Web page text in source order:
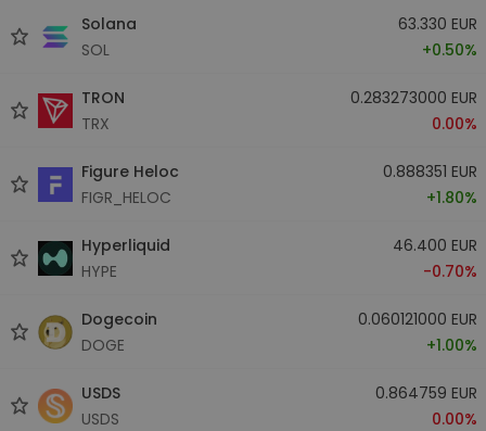
Solana
SOL
63.330 EUR
+0.50%
TRON
TRX
0.283273000 EUR
0.00%
Figure Heloc
FIGR_HELOC
0.888351 EUR
+1.80%
Hyperliquid
HYPE
46.400 EUR
-0.70%
Dogecoin
DOGE
0.060121000 EUR
+1.00%
USDS
USDS
0.864759 EUR
0.00%